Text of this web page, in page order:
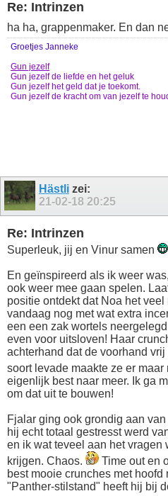
Re: Intrinzen
ha ha, grappenmaker. En dan
Groetjes Janneke
Gun jezelf
Gun jezelf de liefde en het geluk
Gun jezelf het geld dat je toekomt.
Gun jezelf de kracht om van jezelf te
Hästli zei:
21-02-18 20:25
Re: Intrinzen
Superleuk, jij en Vinur samen
En geïnspireerd als ik weer
ook weer mee gaan spelen.
positie ontdekt dat Noa het
vandaag nog met wat extra
een een zak wortels
even voor uitsloven! Haar
achterhand dat de voorhand
soort levade maakte ze er maar
eigenlijk best naar meer. Ik ga
om dat uit te bouwen!
Fjalar ging ook grondig aan
hij echt totaal gestresst werd
en ik wat teveel aan het vragen
krijgen. Chaos.
Time out en
best mooie crunches met
"Panther-stilstand" heeft hij bij